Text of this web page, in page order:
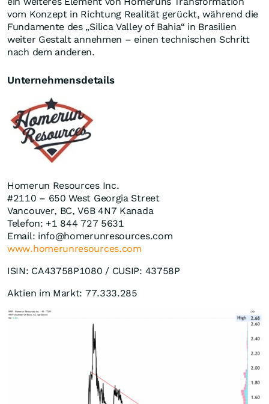
vom Konzept in Richtung Realität gerückt, während die
Fundamente des „Silica Valley of Bahia“ in Brasilien
weiter Gestalt annehmen – einen technischen Schritt
nach dem anderen.
Unternehmensdetails
Homerun Resources Inc.
#2110 – 650 West Georgia Street
Vancouver, BC, V6B 4N7 Kanada
Telefon: +1 844 727 5631
Email: info@homerunresources.com
www.homerunresources.com
ISIN: CA43758P1080 / CUSIP: 43758P
Aktien im Markt: 77.333.285